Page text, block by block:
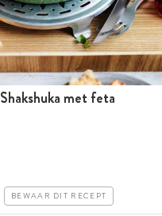
Shakshuka met feta
BEWAAR DIT RECEPT